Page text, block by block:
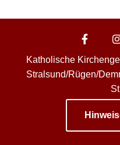
Katholische
Stralsund/Rügen/